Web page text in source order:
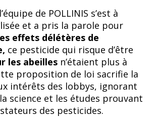
de POLLINIS s’est à
et a pris la parole pour
effets délétères de
ce pesticide qui risque d’être
les abeilles n’étaient plus à
proposition de loi sacrifie la
intérêts des lobbys, ignorant
science et les études prouvant
des pesticides.